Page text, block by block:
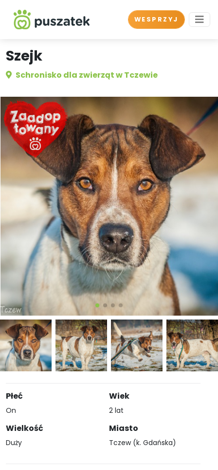
WESPRZYJ
Szejk
Schronisko dla zwierząt w Tczewie
Płeć
On
Wielkość
Duży
Wiek
2 lat
Miasto
Tczew (k. Gdańska)